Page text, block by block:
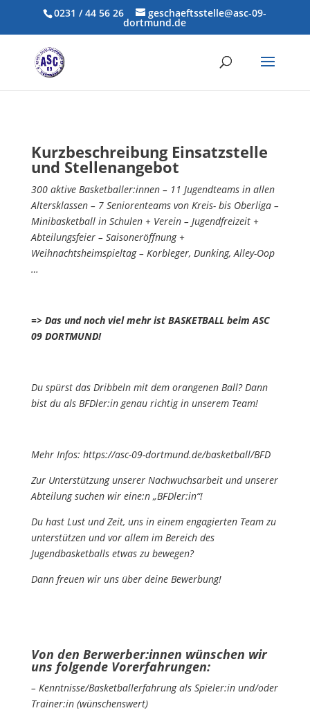
0231 / 44 56 26 geschaeftsstelle@asc-09-
dortmund.de
Kurzbeschreibung Einsatzstelle
und Stellenangebot
300 aktive Basketballer:innen – 11 Jugendteams in allen
Altersklassen – 7 Seniorenteams von Kreis- bis Oberliga –
Minibasketball in Schulen + Verein – Jugendfreizeit +
Abteilungsfeier – Saisoneröffnung +
Weihnachtsheimspieltag – Korbleger, Dunking, Alley-Oop
…
=> Das und noch viel mehr ist BASKETBALL beim ASC
09 DORTMUND!
Du spürst das Dribbeln mit dem orangenen Ball? Dann
bist du als BFDler:in genau richtig in unserem Team!
Mehr Infos: https://asc-09-dortmund.de/basketball/BFD
Zur Unterstützung unserer Nachwuchsarbeit und unserer
Abteilung suchen wir eine:n „BFDler:in“!
Du hast Lust und Zeit, uns in einem engagierten Team zu
unterstützen und vor allem im Bereich des
Jugendbasketballs etwas zu bewegen?
Dann freuen wir uns über deine Bewerbung!
Von den Berwerber:innen wünschen wir
uns folgende Vorerfahrungen:
– Kenntnisse/Basketballerfahrung als Spieler:in und/oder
Trainer:in (wünschenswert)